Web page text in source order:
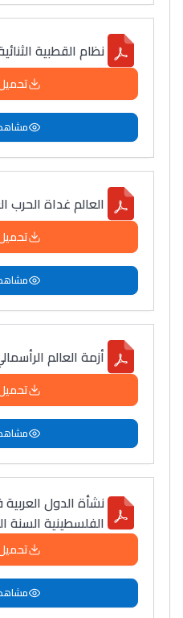
نظام القطبية
العالم غداة الحرب
أزمة العالم الرأسمالي
نشأة الدول
الفلسطينية السنة